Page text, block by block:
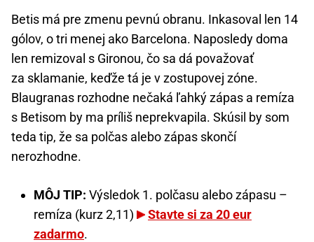
Betis má pre zmenu pevnú obranu. Inkasoval len 14
gólov, o tri menej ako Barcelona. Naposledy doma
len remizoval s Gironou, čo sa dá považovať
za sklamanie, keďže tá je v zostupovej zóne.
Blaugranas rozhodne nečaká ľahký zápas a remíza
s Betisom by ma príliš neprekvapila. Skúsil by som
teda tip, že sa polčas alebo zápas skončí
nerozhodne.
MÔJ TIP: Výsledok 1. polčasu alebo zápasu –
remíza (kurz 2,11)
Stavte si za 20 eur
zadarmo.